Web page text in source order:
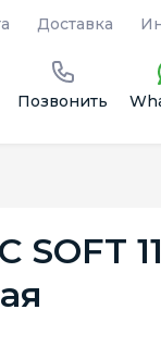
Доставка
Позвонить
SOFT